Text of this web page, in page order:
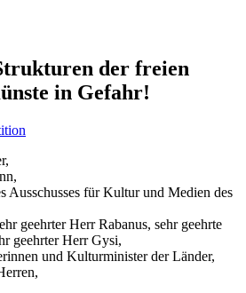
der freien
in Gefahr!
Ausschusses für Kultur und Medien des
geehrter Herr Rabanus, sehr geehrte
geehrter Herr Gysi,
und Kulturminister der Länder,